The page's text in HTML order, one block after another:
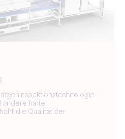
andere harte
die Qualität der